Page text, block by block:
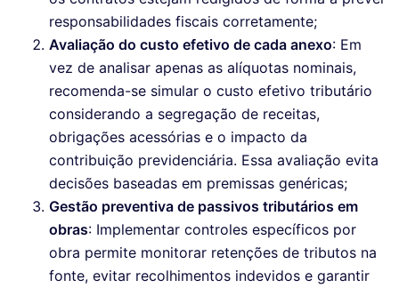
responsabilidades fiscais corretamente;
Avaliação do custo efetivo de cada anexo: Em
vez de analisar apenas as alíquotas nominais,
recomenda-se simular o custo efetivo tributário
considerando a segregação de receitas,
obrigações acessórias e o impacto da
contribuição previdenciária. Essa avaliação evita
decisões baseadas em premissas genéricas;
Gestão preventiva de passivos tributários em
obras: Implementar controles específicos por
obra permite monitorar retenções de tributos na
fonte, evitar recolhimentos indevidos e garantir